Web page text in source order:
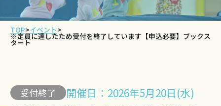
TOP>イベント>
※定員に達したため受付を終了しています【申込必要】ブックス
タート
受付終了 開催日：2026年5月20日(水)